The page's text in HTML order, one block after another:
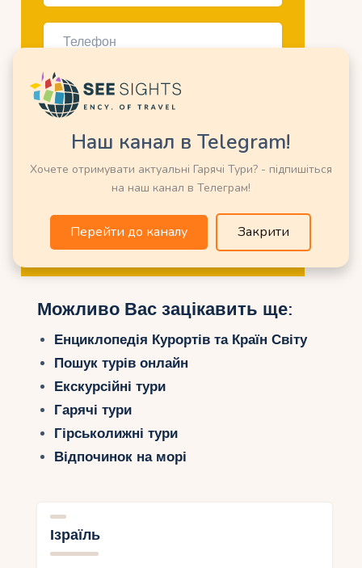
Можливо Вас зацікавить ще:
Енциклопедія Курортів та Країн Світу
Пошук турів онлайн
Екскурсійні тури
Гарячі тури
Гірськолижні тури
Відпочинок на морі
Ізраїль
Наш канал в Telegram!
Хочете отримувати актуальні Гарячі Тури? - підпишіться
на наш канал в Телеграм!
Перейти до каналу Закрити